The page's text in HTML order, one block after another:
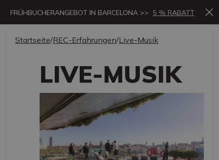
FRÜHBUCHERANGEBOT IN BARCELONA >> 5 % RABATT
Startseite/REC-Erfahrungen/Live-Musik
LIVE-MUSIK